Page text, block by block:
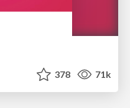
378 71k